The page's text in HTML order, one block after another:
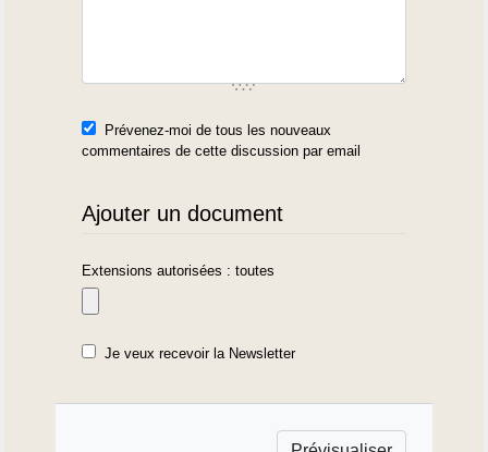
Prévenez-moi de tous les nouveaux
commentaires de cette discussion par email
Ajouter un document
Extensions autorisées : toutes
Je veux recevoir la Newsletter